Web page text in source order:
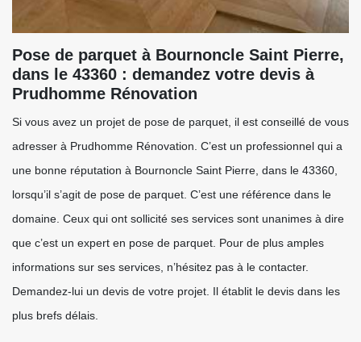
Pose de parquet à Bournoncle Saint Pierre,
dans le 43360 : demandez votre devis à
Prudhomme Rénovation
Si vous avez un projet de pose de parquet, il est conseillé de vous
adresser à Prudhomme Rénovation. C’est un professionnel qui a
une bonne réputation à Bournoncle Saint Pierre, dans le 43360,
lorsqu’il s’agit de pose de parquet. C’est une référence dans le
domaine. Ceux qui ont sollicité ses services sont unanimes à dire
que c’est un expert en pose de parquet. Pour de plus amples
informations sur ses services, n’hésitez pas à le contacter.
Demandez-lui un devis de votre projet. Il établit le devis dans les
plus brefs délais.